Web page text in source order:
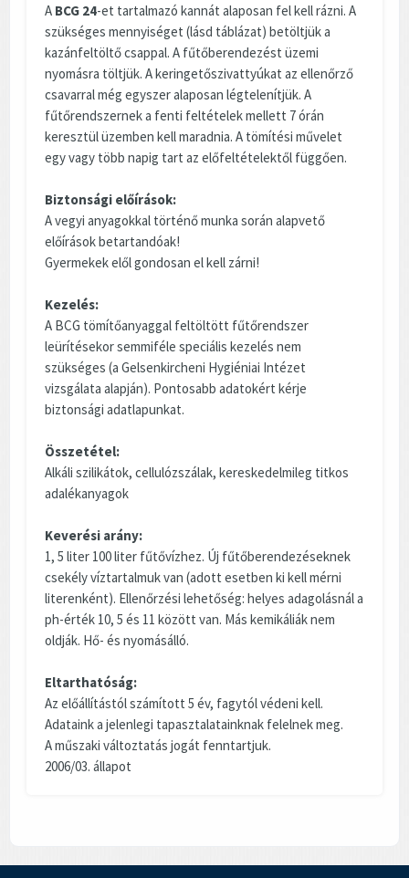
A BCG 24-et tartalmazó kannát alaposan fel kell rázni. A
szükséges mennyiséget (lásd táblázat) betöltjük a
kazánfeltöltő csappal. A fűtőberendezést üzemi
nyomásra töltjük. A keringetőszivattyúkat az ellenőrző
csavarral még egyszer alaposan légtelenítjük. A
fűtőrendszernek a fenti feltételek mellett 7 órán
keresztül üzemben kell maradnia. A tömítési művelet
egy vagy több napig tart az előfeltételektől függően.
Biztonsági előírások:
A vegyi anyagokkal történő munka során alapvető
előírások betartandóak!
Gyermekek elől gondosan el kell zárni!
Kezelés:
A BCG tömítőanyaggal feltöltött fűtőrendszer
leürítésekor semmiféle speciális kezelés nem
szükséges (a Gelsenkircheni Hygiéniai Intézet
vizsgálata alapján). Pontosabb adatokért kérje
biztonsági adatlapunkat.
Összetétel:
Alkáli szilikátok, cellulózszálak, kereskedelmileg titkos
adalékanyagok
Keverési arány:
1, 5 liter 100 liter fűtővízhez. Új fűtőberendezéseknek
csekély víztartalmuk van (adott esetben ki kell mérni
literenként). Ellenőrzési lehetőség: helyes adagolásnál a
ph-érték 10, 5 és 11 között van. Más kemikáliák nem
oldják. Hő- és nyomásálló.
Eltarthatóság:
Az előállítástól számított 5 év, fagytól védeni kell.
Adataink a jelenlegi tapasztalatainknak felelnek meg.
A műszaki változtatás jogát fenntartjuk.
2006/03. állapot